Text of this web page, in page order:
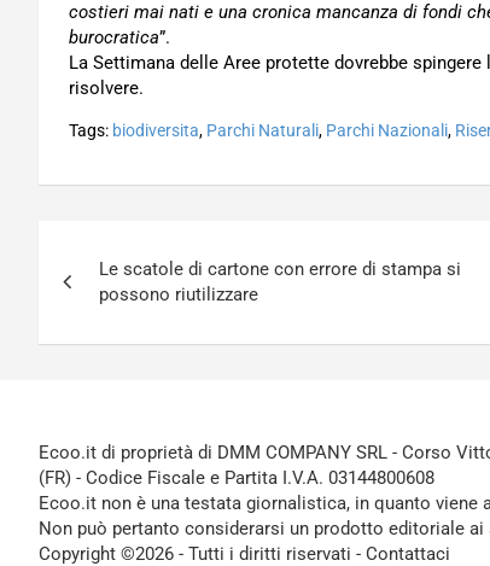
costieri mai nati e una cronica mancanza di fondi
burocratica”.
La Settimana delle Aree protette dovrebbe
risolvere.
Tags: biodiversita, Parchi Naturali, Parchi Nazionali,
articoli
Le scatole di cartone con errore di stampa si
possono riutilizzare
Ecoo.it di proprietà di DMM COMPANY SRL - Corso
(FR) - Codice Fiscale e Partita I.V.A. 03144800608
Ecoo.it non è una testata giornalistica, in quanto viene
Non può pertanto considerarsi un prodotto editoriale ai
Copyright ©2026 - Tutti i diritti riservati - Contattaci